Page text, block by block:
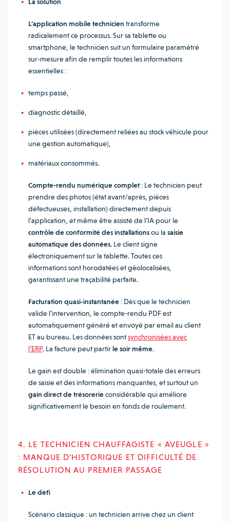
L’application mobile technicien transforme
radicalement ce processus. Sur sa tablette ou
smartphone, le technicien suit un formulaire paramétré
sur-mesure afin de remplir toutes les informations
essentielles :
temps passé,
diagnostic détaillé,
pièces utilisées (directement reliées au stock véhicule pour
une gestion automatique),
matériaux consommés.
Compte-rendu numérique complet: Le technicien peut
prendre des photos (état avant/après, pièces
défectueuses, installation) directement depuis
l’application, et même être assisté de l’IA pour le
contrôle de conformité des installationsou la saisie
automatique des données. Le client signe
électroniquement sur la tablette. Toutes ces
informations sont horodatées et géolocalisées,
garantissant une traçabilité parfaite.
Facturation quasi-instantanée : Dès que le technicien
valide l’intervention, le compte-rendu PDF est
automatiquement généré et envoyé par email au client
ET au bureau. Les données sontsynchronisées avec
l’ERP. La facture peut partirle soir même.
Le gain est double : élimination quasi-totale des erreurs
de saisie et des informations manquantes, et surtout un
gain direct de trésorerieconsidérable qui améliore
significativement le besoin en fonds de roulement.
4. LE TECHNICIEN CHAUFFAGISTE « AVEUGLE »
: MANQUE D’HISTORIQUE ET DIFFICULTÉ DE
RÉSOLUTION AU PREMIER PASSAGE
Le défi
Scénario classique : un technicien arrive chez un client